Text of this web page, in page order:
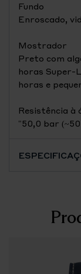
Fundo
Enroscado,
Mostrador
Preto com
horas Super-
horas e
Resistência à
"50,0 bar